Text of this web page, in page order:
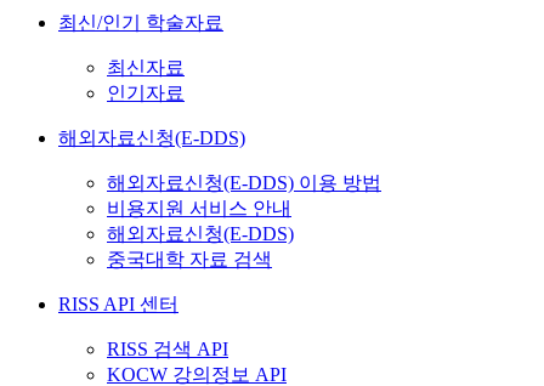
최신/인기 학술자료
최신자료
인기자료
해외자료신청(E-DDS)
해외자료신청(E-DDS) 이용 방법
비용지원 서비스 안내
해외자료신청(E-DDS)
중국대학 자료 검색
RISS API 센터
RISS 검색 API
KOCW 강의정보 API